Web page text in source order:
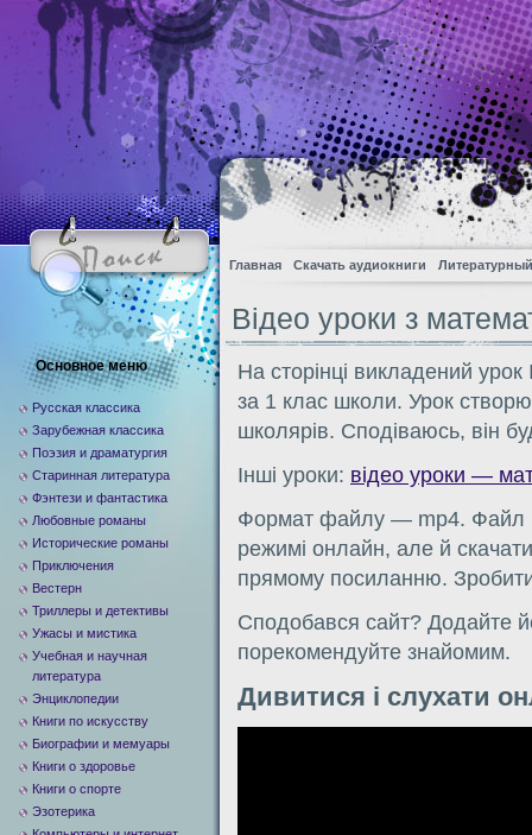
Главная Скачать аудиокниги
Вiдео уроки з
На сторiнцi викладений
за 1 клас школи. Урок
школярiв. Сподiваюсь, вiн
Iншi уроки: відео уроки —
Формат файлу — mp4. Файл
режимi онлайн, але й
прямому посиланню.
Сподобався сайт? Додайте
порекомендуйте знайомим.
Дивитися i слухати
Основное меню
Русская классика
Зарубежная классика
Поэзия и драматургия
Старинная литература
Фэнтези и фантастика
Любовные романы
Исторические романы
Приключения
Вестерн
Триллеры и детективы
Ужасы и мистика
Учебная и научная
литература
Энциклопедии
Книги по искусству
Биографии и мемуары
Книги о здоровье
Книги о спорте
Эзотерика